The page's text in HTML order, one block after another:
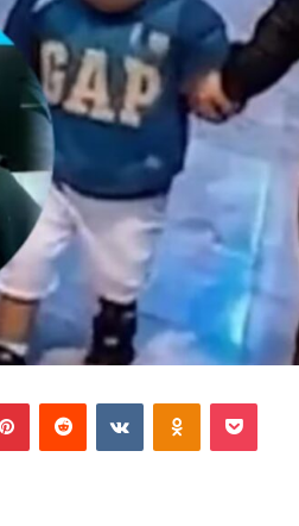
PinterestReddit VKontakteOdnoklassniki
Pocket